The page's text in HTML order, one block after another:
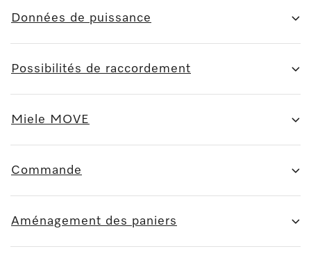
Données de puissance
Possibilités de raccordement
Miele MOVE
Commande
Aménagement des paniers